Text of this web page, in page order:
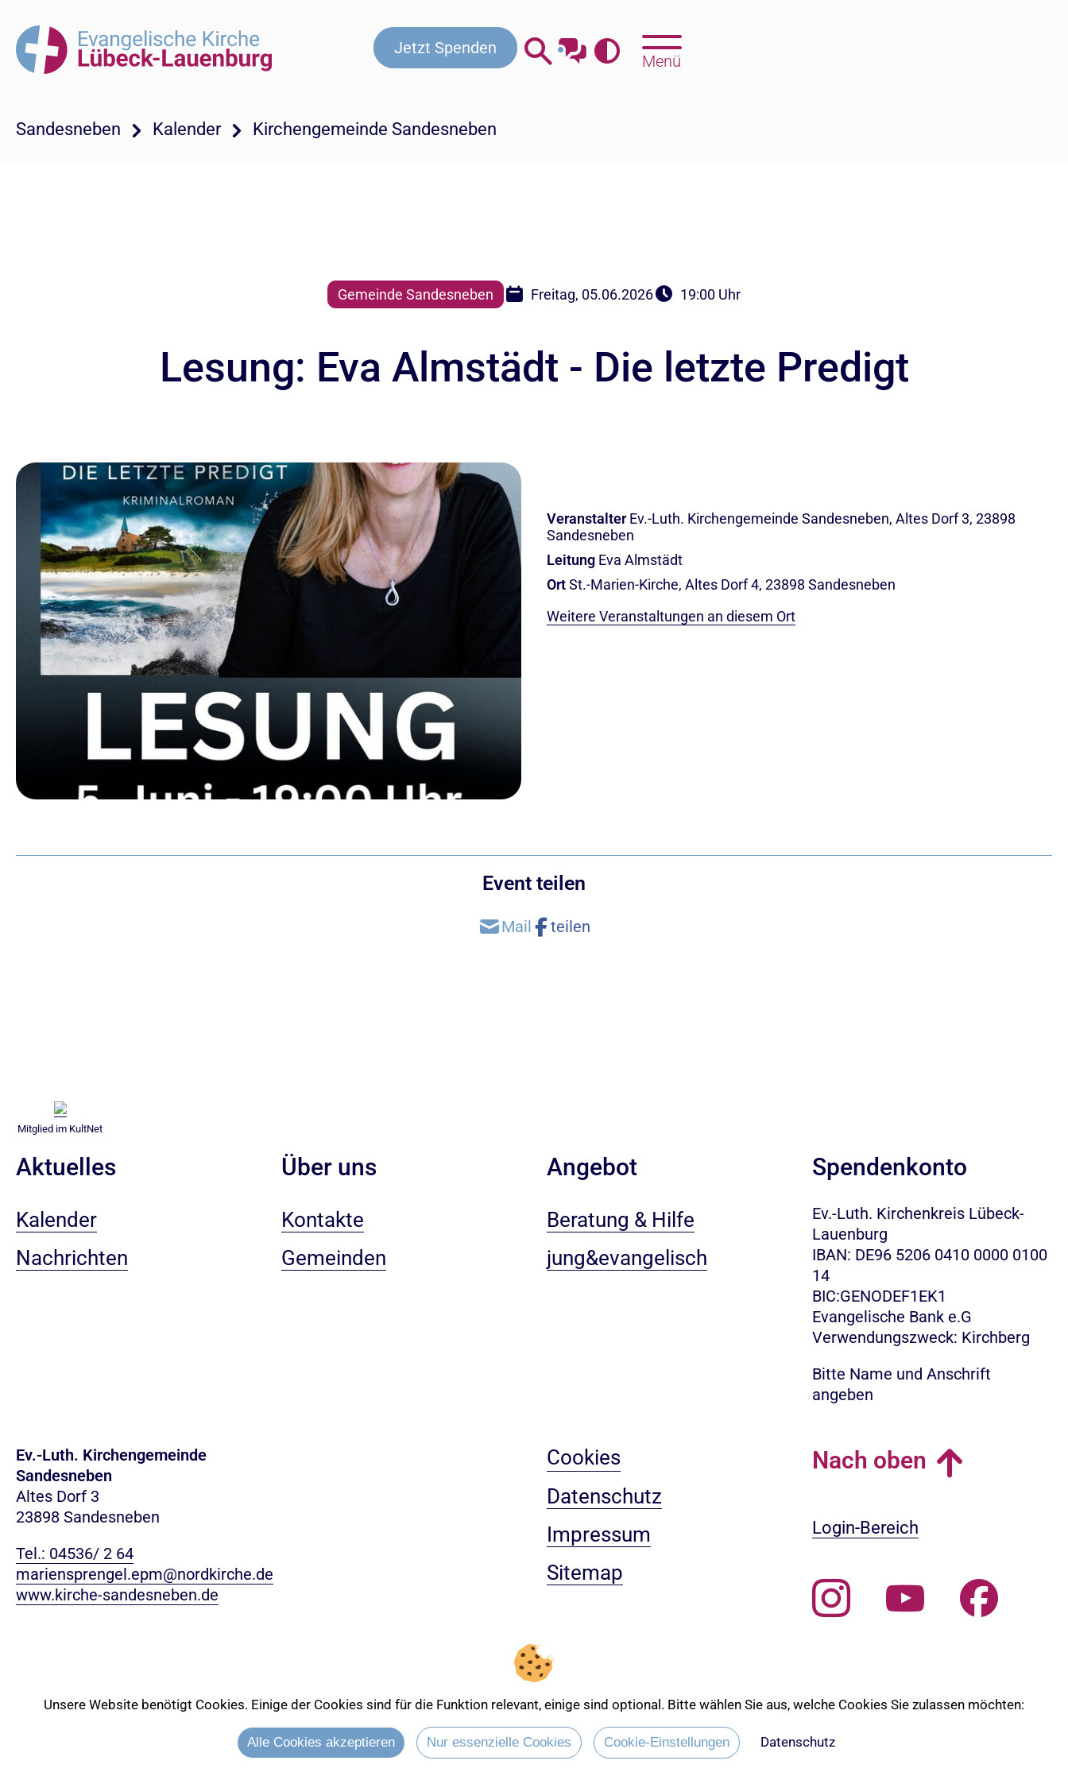
Jetzt Spenden
Menü
Sandesneben Kalender Kirchengemeinde Sandesneben
Gemeinde Sandesneben Freitag, 05.06.2026 19:00 Uhr
Lesung: Eva Almstädt - Die letzte Predigt
Veranstalter Ev.-Luth. Kirchengemeinde Sandesneben, Altes Dorf 3, 23898
Sandesneben
Leitung Eva Almstädt
OrtSt.-Marien-Kirche, Altes Dorf 4, 23898 Sandesneben
Weitere Veranstaltungen an diesem Ort
Event teilen
Mitglied im KultNet
Aktuelles
Kalender
Nachrichten
Über uns
Kontakte
Gemeinden
Angebot
Beratung & Hilfe
jung&evangelisch
Spendenkonto
Ev.-Luth. Kirchenkreis Lübeck-
Lauenburg
IBAN: DE96 5206 0410 0000 0100
14
BIC:GENODEF1EK1
Evangelische Bank e.G
Verwendungszweck: Kirchberg
Bitte Name und Anschrift
angeben
Ev.-Luth. Kirchengemeinde
Sandesneben
Altes Dorf 3
23898 Sandesneben
Tel.: 04536/ 2 64
mariensprengel.epm@nordkirche.de
www.kirche-sandesneben.de
Cookies
Datenschutz
Impressum
Sitemap
Nach oben
Login-Bereich
Entdecken Sie mehr über die Ev. Kirche Lübeck-Lauenburg
Unsere Website benötigt Cookies. Einige der Cookies sind für die Funktion relevant, einige sind optional. Bitte wählen Sie aus, welche Cookies Sie zulassen möchten:
Alle Cookies akzeptieren Nur essenzielle Cookies Cookie-Einstellungen Datenschutz